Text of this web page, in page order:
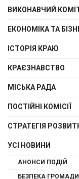
ВИКОНАВЧИЙ
ЕКОНОМІКА ТА
ІСТОРІЯ КРАЮ
КРАЄЗНАВСТВО
МІСЬКА РАДА
ПОСТІЙНІ КОМІСІЇ
СТРАТЕГІЯ
УСІ НОВИНИ
АНОНСИ ПОДІЙ
БЕЗПЕКА ГРОМАДИ